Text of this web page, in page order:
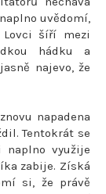
uvědomí,
šíří mezi
hádku a
najevo, že
napadena
Tentokrát se
naplno využije
zabije. Získá
si, že právě